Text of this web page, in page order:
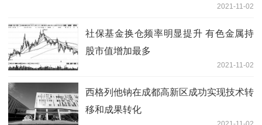
2021-11-02
社保基金换仓频率明显提升 有色金属持
股市值增加最多
2021-11-02
西格列他钠在成都高新区成功实现技术转
移和成果转化